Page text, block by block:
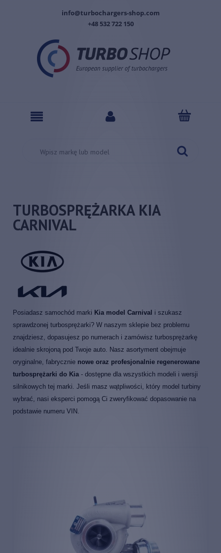
info@turbochargers-shop.com
+48 532 722 150
TURBOSPRĘŻARKA KIA
CARNIVAL
Posiadasz samochód marki Kia model Carnival i szukasz
sprawdzonej turbosprężarki? W naszym sklepie bez problemu
znajdziesz, dopasujesz po numerach i zamówisz turbosprężarkę
idealnie skrojoną pod Twoje auto. Nasz asortyment obejmuje
oryginalne, fabrycznie nowe oraz profesjonalnie regenerowane
turbosprężarki do Kia - dostępne dla wszystkich modeli i wersji
silnikowych tej marki. Jeśli masz wątpliwości, który model turbiny
wybrać, nasi eksperci pomogą Ci zweryfikować dopasowanie na
podstawie numeru VIN.